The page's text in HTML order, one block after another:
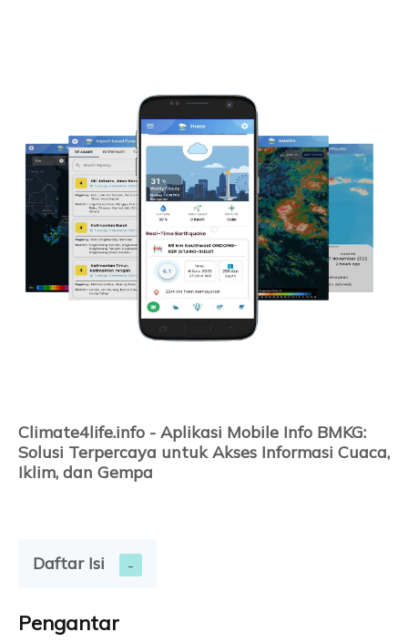
Climate4life.info - Aplikasi Mobile Info BMKG:
Solusi Terpercaya untuk Akses Informasi Cuaca,
Iklim, dan Gempa
Daftar Isi
Pengantar